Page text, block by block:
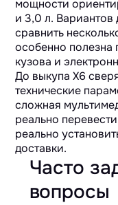
мощности
и 3,0 л. Вариантов
сравнить
особенно полезна
кузова и
До выкупа X6
технические
сложная
реально
реально
доставки.
Часто
вопросы